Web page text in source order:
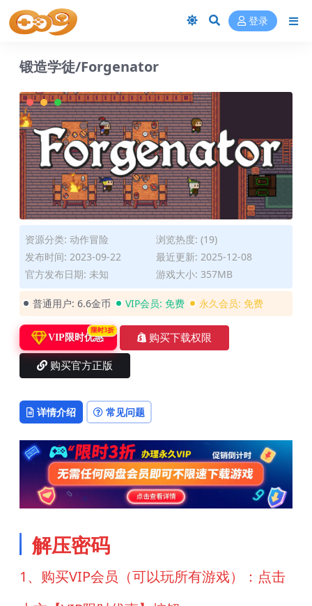
登录
锻造学徒/Forgenator
资源分类: 动作冒险
浏览热度: (19)
发布时间: 2023-09-22
最近更新: 2025-12-08
官方发布日期: 未知
游戏大小: 357MB
普通用户: 6.6金币 VIP会员: 免费 永久会员: 免费
VIP限时优惠
限时3折
购买下载权限
购买官方正版
详情介绍 常见问题
解压密码
1、购买VIP会员（可以玩所有游戏）：点击